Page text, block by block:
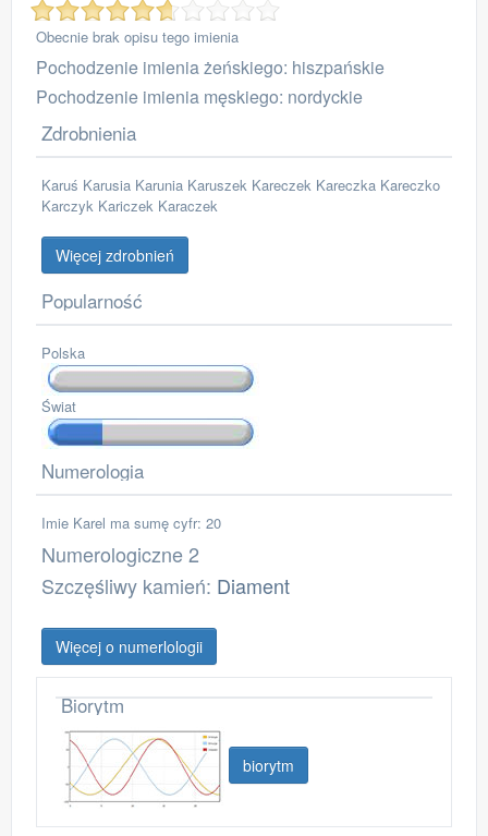
Obecnie brak opisu tego imienia
Pochodzenie imienia żeńskiego: hiszpańskie
Pochodzenie imienia męskiego: nordyckie
Zdrobnienia
Karuś Karusia Karunia Karuszek Kareczek Kareczka Kareczko
Karczyk Kariczek Karaczek
Więcej zdrobnień
Popularność
Polska
Świat
Numerologia
Imie Karel ma sumę cyfr: 20
Numerologiczne 2
Szczęśliwy kamień: Diament
Więcej o numerlologii
Biorytm
biorytm